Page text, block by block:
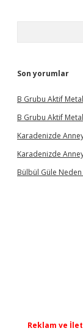
Son yorumlar
B Grubu Aktif
B Grubu Aktif
Karadenizde
Karadenizde
Bülbül Güle Neden
Reklam ve